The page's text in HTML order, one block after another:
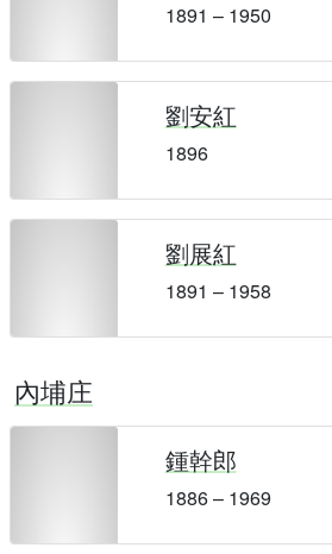
1891 – 1950
劉安紅
1896
劉展紅
1891 – 1958
內埔庄
鍾幹郎
1886 – 1969